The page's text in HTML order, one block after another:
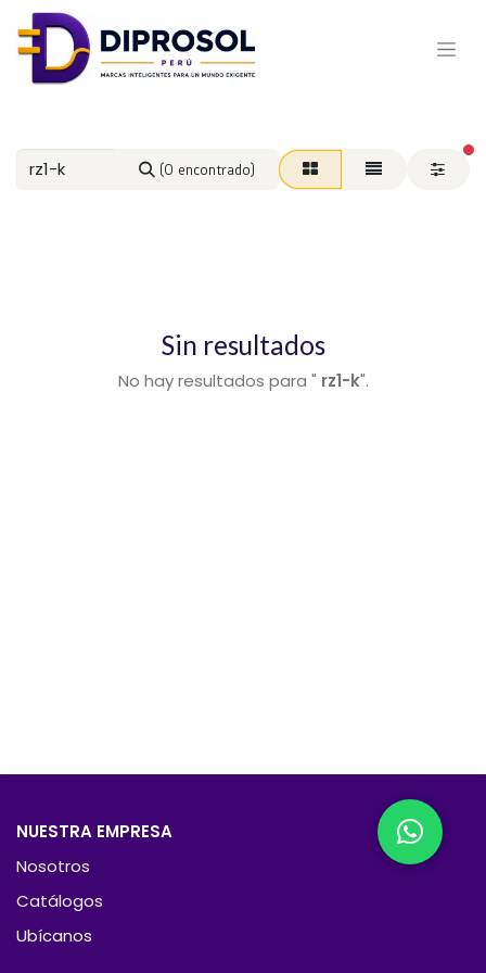
(0 encontrado)
Sin resultados
No hay resultados para " rz1-k".
NUESTRA EMPRESA
Nosotros
Catálogos
Ubícanos